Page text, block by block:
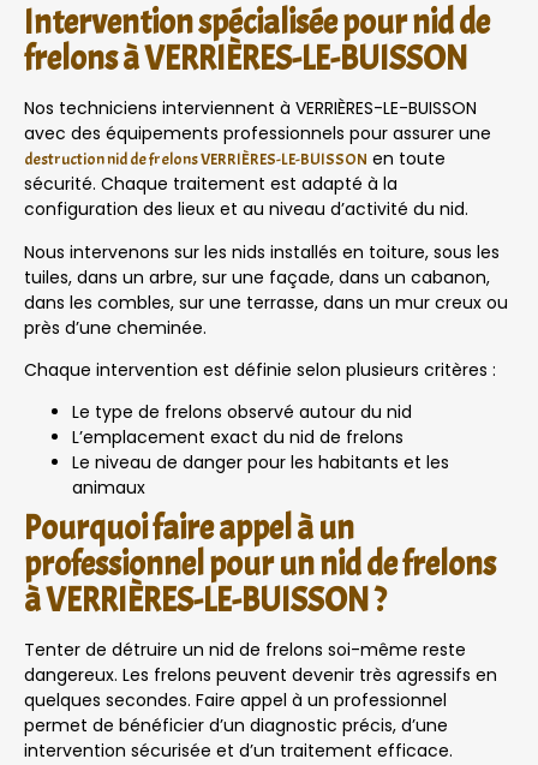
Intervention spécialisée pour nid de
frelons à VERRIÈRES-LE-BUISSON
Nos techniciens interviennent à VERRIÈRES-LE-BUISSON
avec des équipements professionnels pour assurer une
destruction nid de frelons VERRIÈRES-LE-BUISSON en toute
sécurité. Chaque traitement est adapté à la
configuration des lieux et au niveau d’activité du nid.
Nous intervenons sur les nids installés en toiture, sous les
tuiles, dans un arbre, sur une façade, dans un cabanon,
dans les combles, sur une terrasse, dans un mur creux ou
près d’une cheminée.
Chaque intervention est définie selon plusieurs critères :
Le type de frelons observé autour du nid
L’emplacement exact du nid de frelons
Le niveau de danger pour les habitants et les
animaux
Pourquoi faire appel à un
professionnel pour un nid de frelons
à VERRIÈRES-LE-BUISSON ?
Tenter de détruire un nid de frelons soi-même reste
dangereux. Les frelons peuvent devenir très agressifs en
quelques secondes. Faire appel à un professionnel
permet de bénéficier d’un diagnostic précis, d’une
intervention sécurisée et d’un traitement efficace.